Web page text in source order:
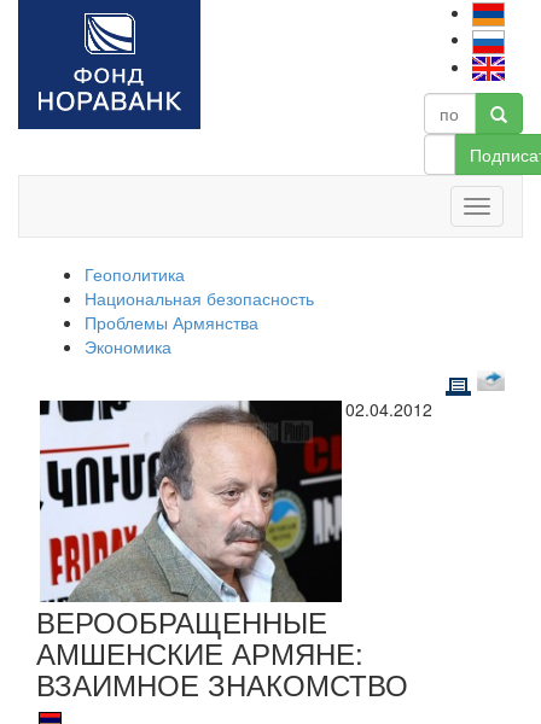
Геополитика
Национальная безопасность
Проблемы Армянства
Экономика
02.04.2012
ВЕРООБРАЩЕННЫЕ
АМШЕНСКИЕ АРМЯНЕ:
ВЗАИМНОЕ ЗНАКОМСТВО